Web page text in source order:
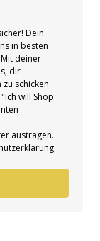
Dein
in besten
deiner
dir
schicken.
will Shop
austragen.
.